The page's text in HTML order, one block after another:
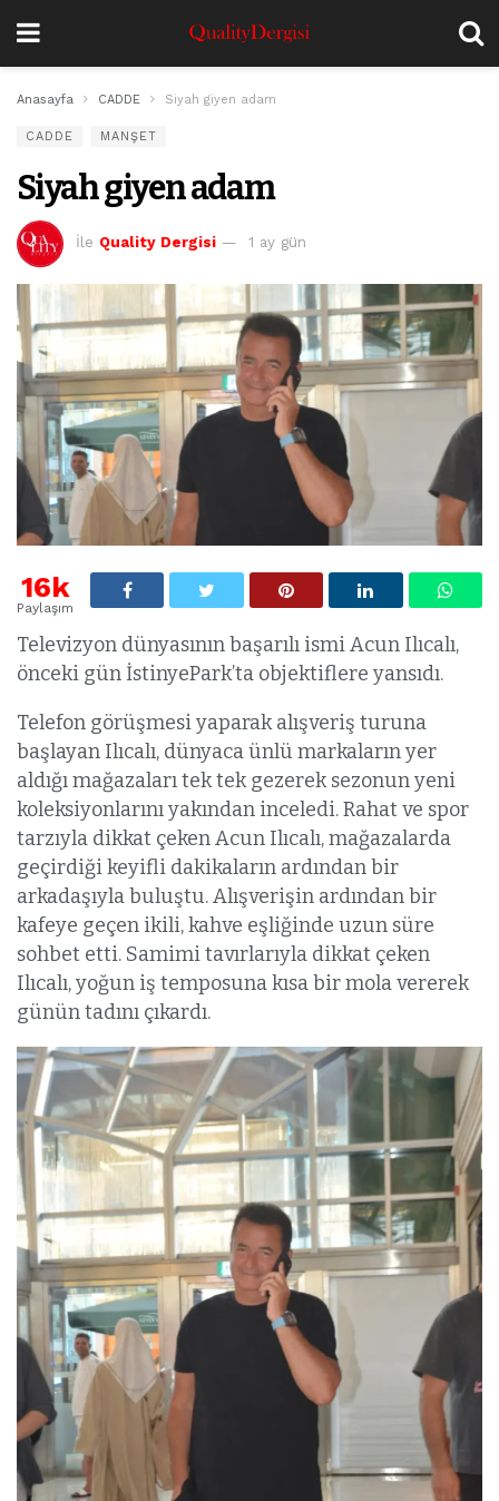
Anasayfa CADDE Siyah giyen adam
CADDE MANŞET
Siyah giyen adam
İle Quality Dergisi 1 ay gün
16k
Paylaşım
Televizyon dünyasının başarılı ismi Acun Ilıcalı,
önceki gün İstinyePark’ta objektiflere yansıdı.
Telefon görüşmesi yaparak alışveriş turuna
başlayan Ilıcalı, dünyaca ünlü markaların yer
aldığı mağazaları tek tek gezerek sezonun yeni
koleksiyonlarını yakından inceledi. Rahat ve spor
tarzıyla dikkat çeken Acun Ilıcalı, mağazalarda
geçirdiği keyifli dakikaların ardından bir
arkadaşıyla buluştu. Alışverişin ardından bir
kafeye geçen ikili, kahve eşliğinde uzun süre
sohbet etti. Samimi tavırlarıyla dikkat çeken
Ilıcalı, yoğun iş temposuna kısa bir mola vererek
günün tadını çıkardı.